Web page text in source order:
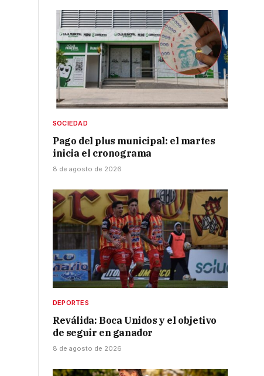
SOCIEDAD
Pago del plus municipal: el martes
inicia el cronograma
8 de agosto de 2026
DEPORTES
Reválida: Boca Unidos y el objetivo
de seguir en ganador
8 de agosto de 2026